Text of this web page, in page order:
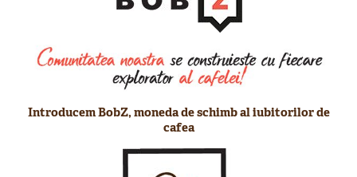
Introducem BobZ, moneda de schimb al iubitorilor de
cafea